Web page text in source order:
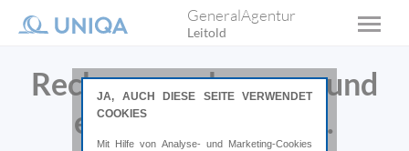
GeneralAgentur
Leitold
Rechnungen bequem und
einfach einreichen.
JA, AUCH DIESE SEITE VERWENDET
COOKIES
Mit Hilfe von Analyse- und Marketing-Cookies